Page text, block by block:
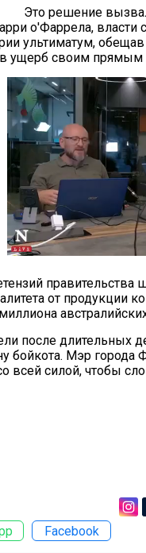
Это решение
о'Фаррела, власти
ультиматум,
своим прямым
правительства
от продукции
после длительных
бойкота. Мэр города
силой, чтобы
Facebook